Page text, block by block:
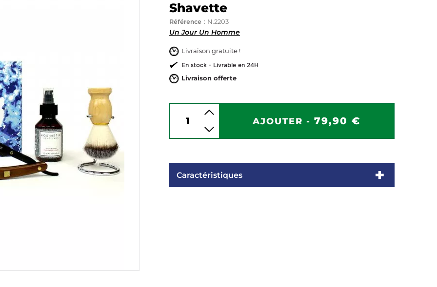
Shavette
Référence : N.2203
Un Jour Un Homme
Livraison gratuite !
En stock - Livrable en 24H
Livraison offerte
AJOUTER - 79,90 €
Caractéristiques